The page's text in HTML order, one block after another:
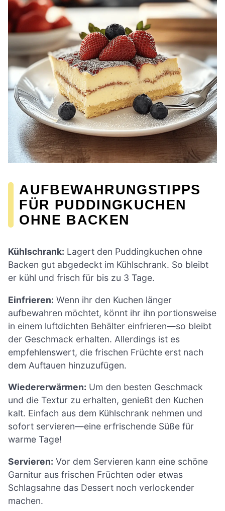
AUFBEWAHRUNGSTIPPS
FÜR PUDDINGKUCHEN
OHNE BACKEN
Kühlschrank: Lagert den Puddingkuchen ohne
Backen gut abgedeckt im Kühlschrank. So bleibt
er kühl und frisch für bis zu 3 Tage.
Einfrieren: Wenn ihr den Kuchen länger
aufbewahren möchtet, könnt ihr ihn portionsweise
in einem luftdichten Behälter einfrieren—so bleibt
der Geschmack erhalten. Allerdings ist es
empfehlenswert, die frischen Früchte erst nach
dem Auftauen hinzuzufügen.
Wiedererwärmen: Um den besten Geschmack
und die Textur zu erhalten, genießt den Kuchen
kalt. Einfach aus dem Kühlschrank nehmen und
sofort servieren—eine erfrischende Süße für
warme Tage!
Servieren: Vor dem Servieren kann eine schöne
Garnitur aus frischen Früchten oder etwas
Schlagsahne das Dessert noch verlockender
machen.